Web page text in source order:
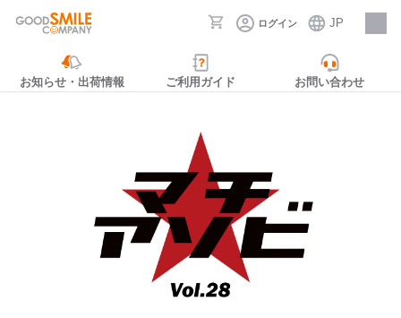
ログイン JP
採用情報
お知らせ・出荷情報 ご利用ガイド お問い合わせ